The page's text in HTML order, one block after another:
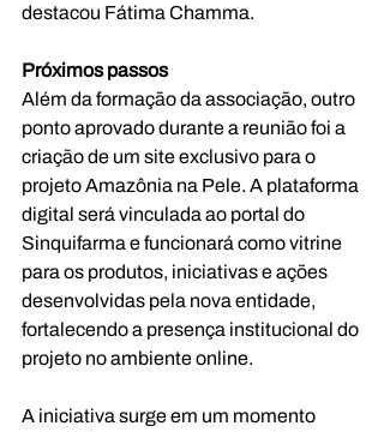
destacou Fátima Chamma.
Próximos passos
Além da formação da associação, outro
ponto aprovado durante a reunião foi a
criação de um site exclusivo para o
projeto Amazônia na Pele. A plataforma
digital será vinculada ao portal do
Sinquifarma e funcionará como vitrine
para os produtos, iniciativas e ações
desenvolvidas pela nova entidade,
fortalecendo a presença institucional do
projeto no ambiente online.
A iniciativa surge em um momento